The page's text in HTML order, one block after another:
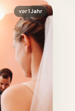
vor 1 Jahr